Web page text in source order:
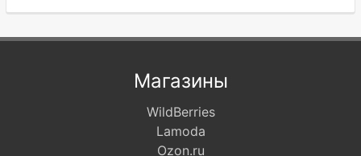
Магазины
WildBerries
Lamoda
Ozon.ru